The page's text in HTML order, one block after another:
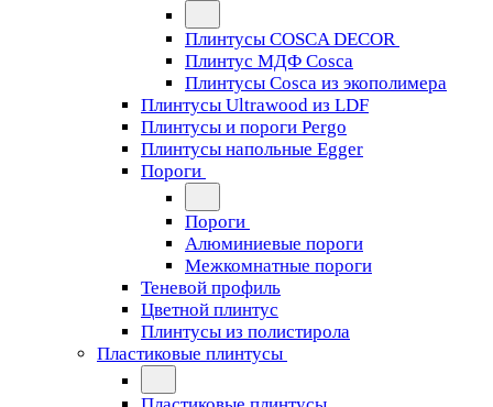
Плинтусы COSCA DECOR
Плинтус МДФ Cosca
Плинтусы Cosca из экополимера
Плинтусы Ultrawood из LDF
Плинтусы и пороги Pergo
Плинтусы напольные Egger
Пороги
Пороги
Алюминиевые пороги
Межкомнатные пороги
Теневой профиль
Цветной плинтус
Плинтусы из полистирола
Пластиковые плинтусы